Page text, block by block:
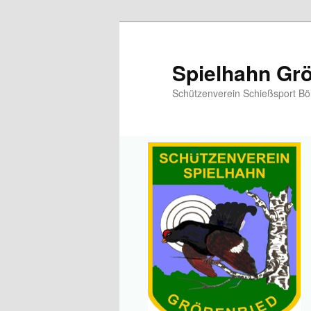
Spielhahn
Schützenverein Schießsport